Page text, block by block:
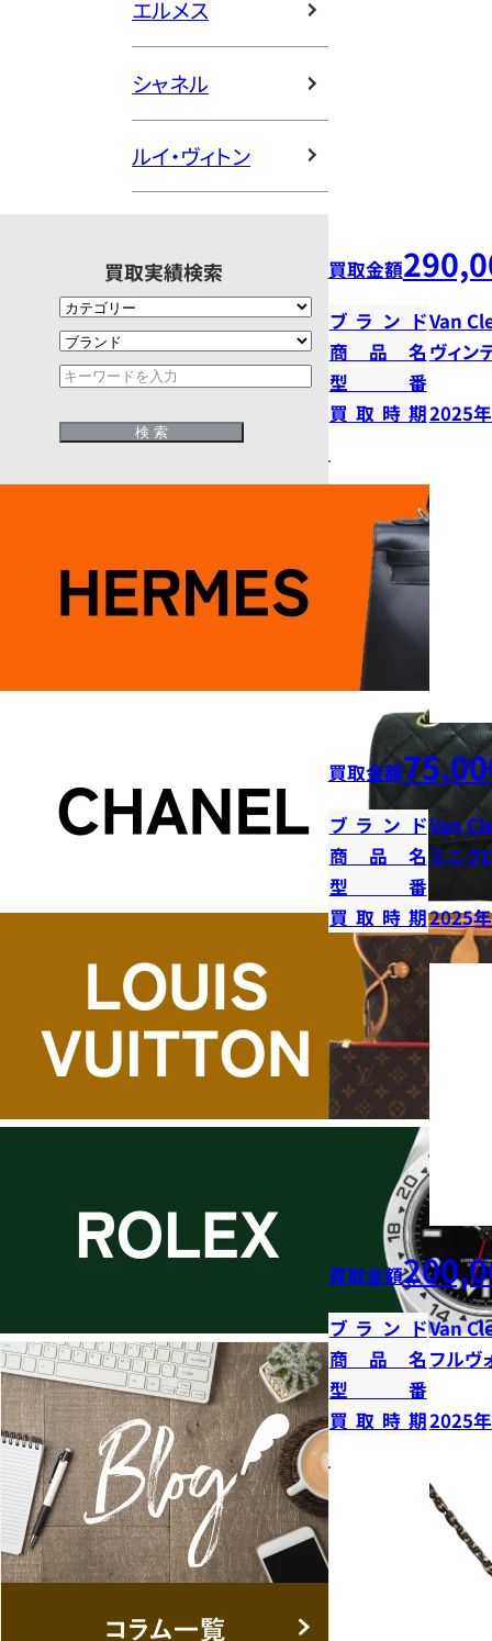
エルメス
シャネル
ルイ・ヴィトン
買取実績検索 買取金額
ブランドVan
商品名 ヴィン
型番
買取時期2025
買取金額
ブランドVan
商品名 ミニク
型番
買取時期2025
買取金額
ブランドVan
商品名 フルヴ
型番
買取時期2025